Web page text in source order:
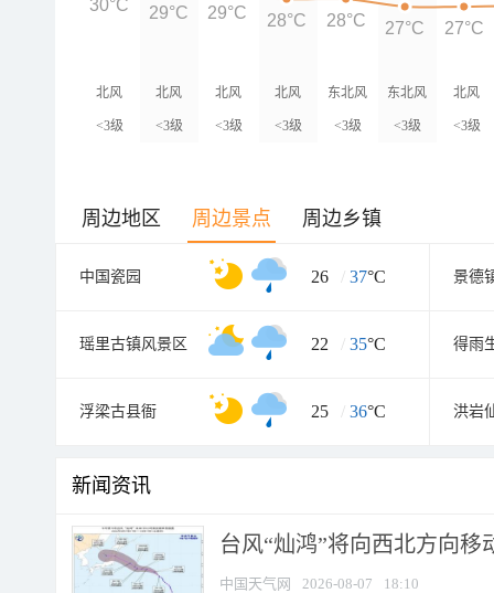
北风
<3级
北风
<3级
北风
<3级
北风
<3级
东北风
<3级
东北风
<3级
北风
<3级
30°C 29°C 29°C 28°C 28°C 27°C 27°C
周边地区 周边景点 周边乡镇
中国瓷园 26 / 37°C 景德
瑶里古镇风景区 22 / 35°C 得雨
浮梁古县衙 25 / 36°C 洪岩
新闻资讯
台风“灿鸿”将向西北方向移
中国天气网 2026-08-07 18:10